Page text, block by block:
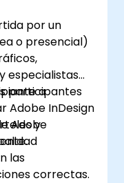
con
por un
o presencial)
especialistas
a
Adobe InDesign
y
participantes
Adobe
las
correctas.